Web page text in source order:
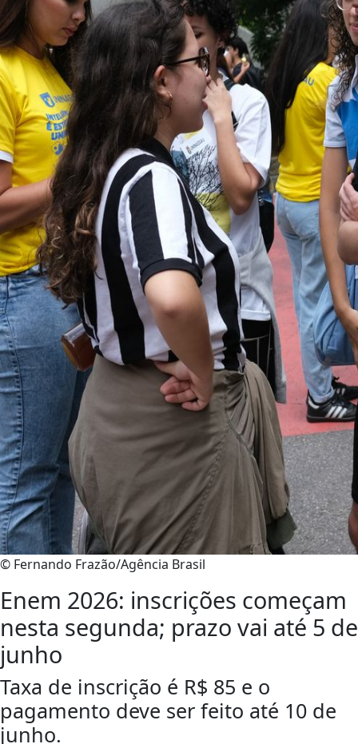
© Fernando Frazão/Agência Brasil
Enem 2026: inscrições começam
nesta segunda; prazo vai até 5 de
junho
Taxa de inscrição é R$ 85 e o
pagamento deve ser feito até 10 de
junho.